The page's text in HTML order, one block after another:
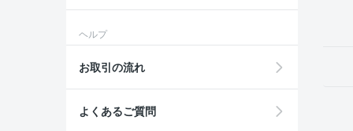
ヘルプ
お取引の流れ
よくあるご質問